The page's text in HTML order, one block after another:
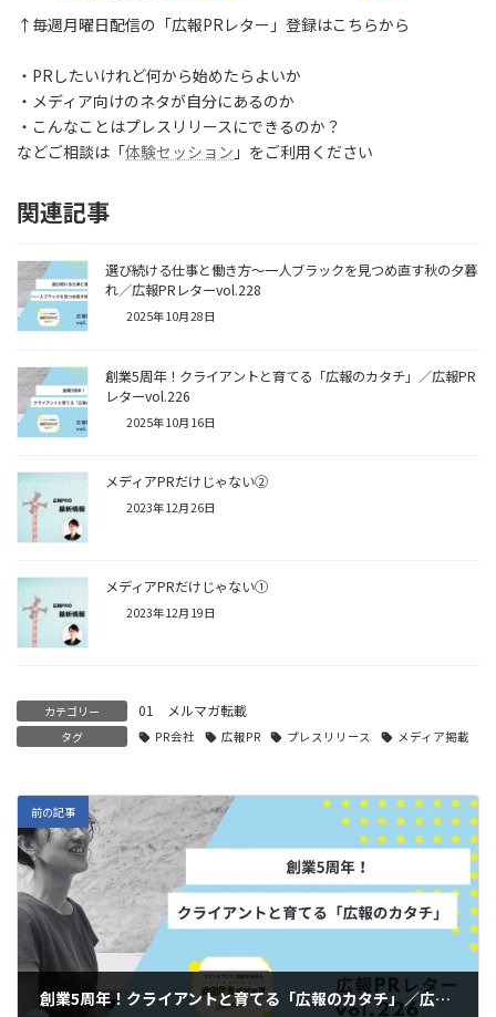
↑毎週月曜日配信の「広報PRレター」登録はこちらから
・PRしたいけれど何から始めたらよいか
・メディア向けのネタが自分にあるのか
・こんなことはプレスリリースにできるのか？
などご相談は「体験セッション 」をご利用ください
関連記事
選び続ける仕事と働き方～一人ブラックを見つめ直す秋の夕暮
れ／広報PRレターvol.228
2025年10月28日
創業5周年！クライアントと育てる「広報のカタチ」／広報PR
レターvol.226
2025年10月16日
メディアPRだけじゃない②
2023年12月26日
メディアPRだけじゃない➀
2023年12月19日
カテゴリー 01 メルマガ転載
タグ PR会社 広報PR プレスリリース メディア掲載
前の記事
創業5周年！クライアントと育てる「広報のカタチ」／広報PRレターvol.226